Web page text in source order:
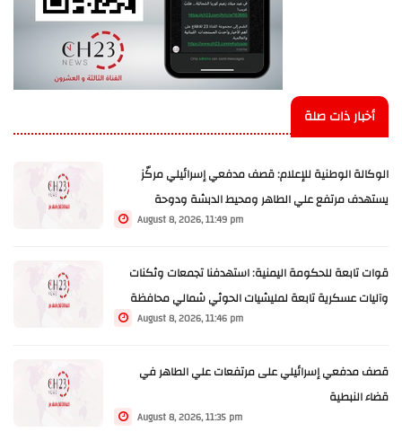
أخبار ذات صلة
الوكالة الوطنية للإعلام: قصف مدفعي إسرائيلي مركّز
يستهدف مرتفع علي الطاهر ومحيط الدبشة ودوحة
August 8, 2026, 11:49 pm
قوات تابعة للحكومة اليمنية: استهدفنا تجمعات وثكنات
وآليات عسكرية تابعة لمليشيات الحوثي شمالي محافظة
August 8, 2026, 11:46 pm
قصف مدفعي إسرائيلي على مرتفعات علي الطاهر في
قضاء النبطية
August 8, 2026, 11:35 pm